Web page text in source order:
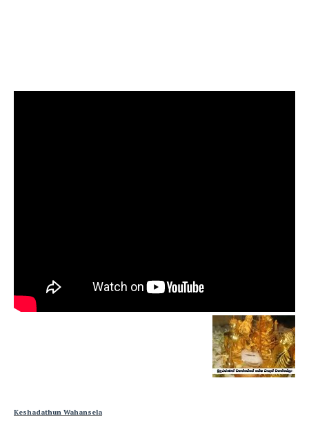
Keshadathun Wahansela